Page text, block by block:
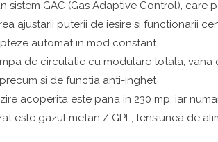
sistem GAC (Gas Adaptive Control),
ajustarii puterii de iesire si functionarii
automat in mod constant
de circulatie cu modulare totala,
si de functia anti-inghet
acoperita este pana in 230 mp, iar
este gazul metan / GPL, tensiunea de